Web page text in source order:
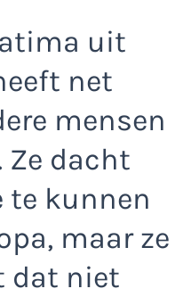
uit
net
mensen
Ze dacht
te kunnen
maar ze
dat niet